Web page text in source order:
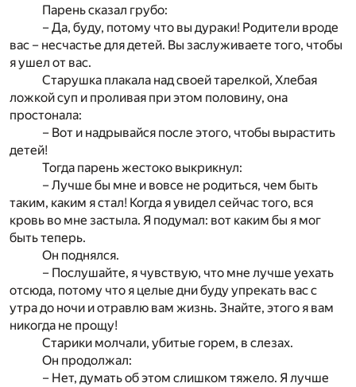
Парень сказал грубо:
– Да, буду, потому что вы дураки! Родители вроде
вас – несчастье для детей. Вы заслуживаете того, чтобы
я ушел от вас.
Старушка плакала над своей тарелкой, Хлебая
ложкой суп и проливая при этом половину, она
простонала:
– Вот и надрывайся после этого, чтобы вырастить
детей!
Тогда парень жестоко выкрикнул:
– Лучше бы мне и вовсе не родиться, чем быть
таким, каким я стал! Когда я увидел сейчас того, вся
кровь во мне застыла. Я подумал: вот каким бы я мог
быть теперь.
Он поднялся.
– Послушайте, я чувствую, что мне лучше уехать
отсюда, потому что я целые дни буду упрекать вас с
утра до ночи и отравлю вам жизнь. Знайте, этого я вам
никогда не прощу!
Старики молчали, убитые горем, в слезах.
Он продолжал:
– Нет, думать об этом слишком тяжело. Я лучше